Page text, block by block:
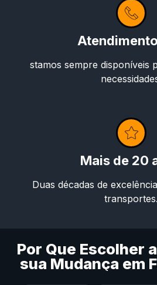
stamos sempre disponíveis
Mais de 20
Duas décadas de
transportes.
Por Que Escolher
sua Mudança em